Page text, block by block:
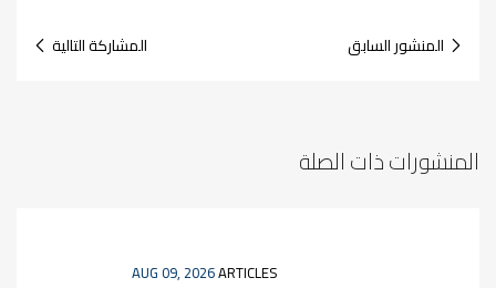
المنشور السابق المشاركة التالية
المنشورات ذات الصلة
AUG 09, 2026ARTICLES